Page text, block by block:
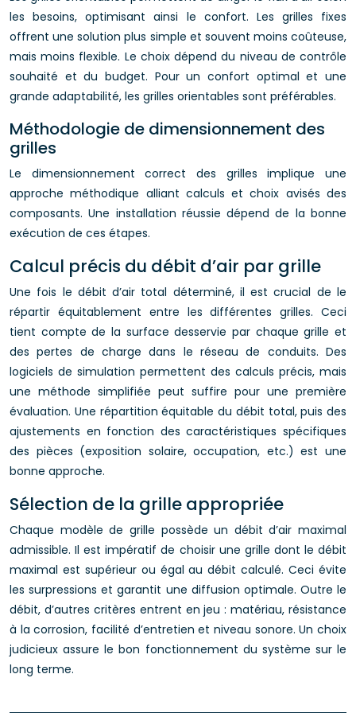
les besoins, optimisant ainsi le confort. Les grilles fixes
offrent une solution plus simple et souvent moins coûteuse,
mais moins flexible. Le choix dépend du niveau de contrôle
souhaité et du budget. Pour un confort optimal et une
grande adaptabilité, les grilles orientables sont préférables.
Méthodologie de dimensionnement des
grilles
Le dimensionnement correct des grilles implique une
approche méthodique alliant calculs et choix avisés des
composants. Une installation réussie dépend de la bonne
exécution de ces étapes.
Calcul précis du débit d’air par grille
Une fois le débit d’air total déterminé, il est crucial de le
répartir équitablement entre les différentes grilles. Ceci
tient compte de la surface desservie par chaque grille et
des pertes de charge dans le réseau de conduits. Des
logiciels de simulation permettent des calculs précis, mais
une méthode simplifiée peut suffire pour une première
évaluation. Une répartition équitable du débit total, puis des
ajustements en fonction des caractéristiques spécifiques
des pièces (exposition solaire, occupation, etc.) est une
bonne approche.
Sélection de la grille appropriée
Chaque modèle de grille possède un débit d’air maximal
admissible. Il est impératif de choisir une grille dont le débit
maximal est supérieur ou égal au débit calculé. Ceci évite
les surpressions et garantit une diffusion optimale. Outre le
débit, d’autres critères entrent en jeu : matériau, résistance
à la corrosion, facilité d’entretien et niveau sonore. Un choix
judicieux assure le bon fonctionnement du système sur le
long terme.